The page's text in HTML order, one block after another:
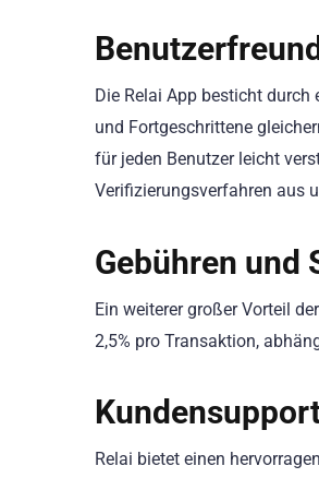
Die Relai App besticht
und Fortgeschrittene
für jeden Benutzer leicht
Verifizierungsverfahren aus
Gebühren und
Ein weiterer großer Vorteil
2,5% pro Transaktion,
Relai bietet einen